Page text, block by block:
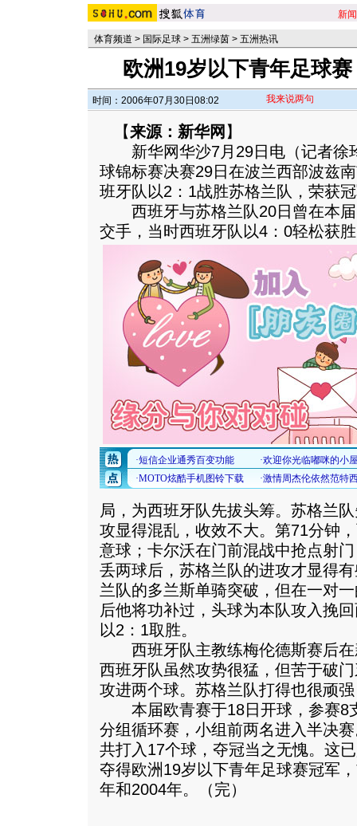
新闻
体育频道 > 国际足球 > 五洲绿茵 > 五洲热讯
欧洲19岁以下青年足球
时间：2006年07月30日08:02 我来说两句
【来源：新华网 】
新华网华沙7月29日电（记者徐
球锦标赛决赛29日在波兰西部波兹
班牙队以2：1战胜苏格兰队，荣获
西班牙与苏格兰队20日曾在本届
交手，当时西班牙队以4：0轻松获
局，为西班牙队先拔头筹。苏格兰
攻显得混乱，收效不大。第71分钟
意球；卡尔沃在门前混战中抢点射
丢两球后，苏格兰队的进攻才显得
兰队的多兰斯单骑突破，但在一对
后他将功补过，头球为本队攻入挽
以2：1取胜。
西班牙队主教练梅伦德斯赛后在
西班牙队虽然攻势很猛，但苦于破
攻进两个球。苏格兰队打得也很顽
本届欧青赛于18日开球，参赛8
分组循环赛，小组前两名进入半决
共打入17个球，夺冠当之无愧。这
夺得欧洲19岁以下青年足球赛冠军
年和2004年。（完）